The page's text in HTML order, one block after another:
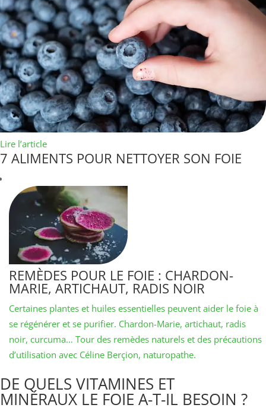
Lire l’article
7 ALIMENTS POUR NETTOYER SON FOIE
REMÈDES POUR LE FOIE : CHARDON-
MARIE, ARTICHAUT, RADIS NOIR
Certaines plantes et huiles essentielles peuvent aider le foie à
se régénérer et se purifier. Chardon-Marie, artichaut, radis
noir, curcuma… Tour des remèdes naturels et des précautions
d’utilisation avec Céline Berçion, naturopathe.
DE QUELS VITAMINES ET
MINÉRAUX LE FOIE A-T-IL BESOIN ?